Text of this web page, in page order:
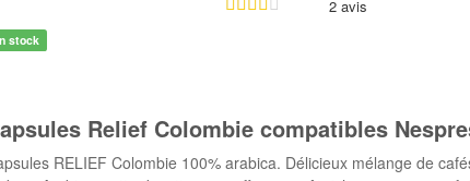
2 avis
stock
Relief Colombie compatibles
RELIEF Colombie 100% arabica. Délicieux mélange de